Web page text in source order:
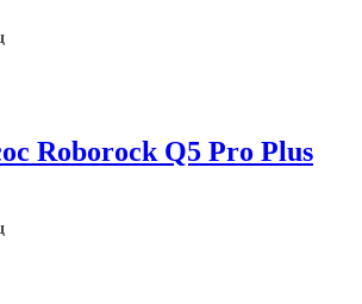
Roborock Q5 Pro Plus